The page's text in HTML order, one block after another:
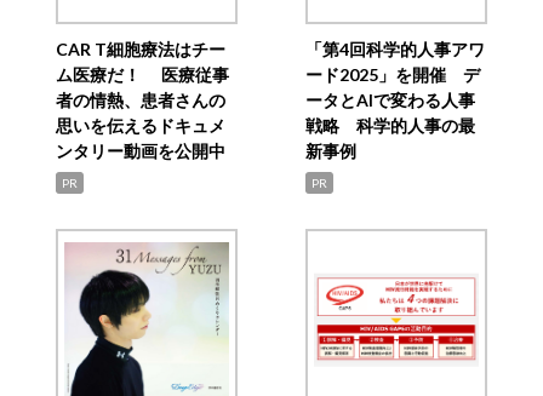
CAR T細胞療法はチー
ム医療だ！ 医療従事
者の情熱、患者さんの
思いを伝えるドキュメ
ンタリー動画を公開中
PR
「第4回科学的人事アワ
ード2025」を開催 デ
ータとAIで変わる人事
戦略 科学的人事の最
新事例
PR